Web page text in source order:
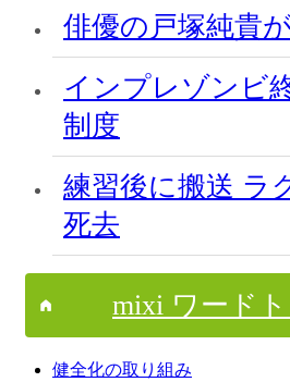
俳優の戸塚純貴
インプレゾンビ
制度
練習後に搬送 ラ
死去
mixi ワード
健全化の取り組み